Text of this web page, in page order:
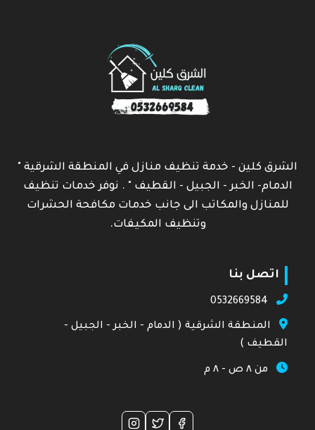
الشرق كلين - خدمة تنظيف منازل في المنطقة الشرقية "
الدمام- الخبر - الجبيل - القطيف " . نوفر خدمات تنظيف
للمنازل والمكاتب الى جانب خدمات مكافحة الحشرات
وتنظيف المكيفات.
اتصل بنا
المنطقة الشرقية ( الدمام - الخبر - الجبيل -
القطيف )
من ٨ ص - ٨ م